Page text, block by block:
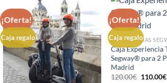
¡Oferta!
Caja regalo
¡Oferta!
Caja regalo
EXPERIENCIAS
Caja Experiencia
Segway® para 2
Madrid
120.00€ El
110.00€